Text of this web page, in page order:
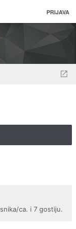
PRIJAVA
ca. i 7 gostiju.